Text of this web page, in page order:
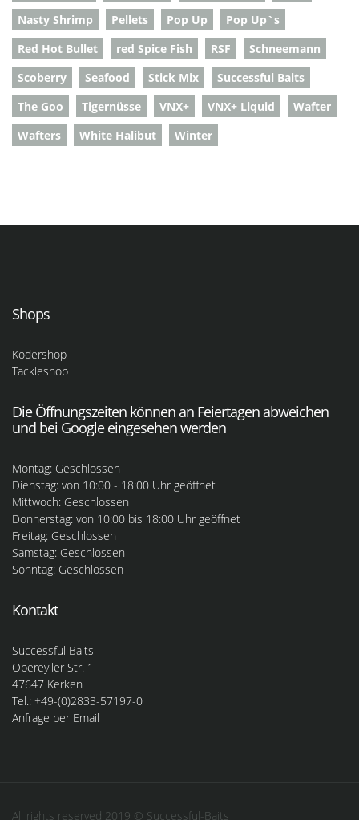
Nasty Shrimp
Pellets Pop Up
Pop Up`s
Red Hot Bullet
red Spice Fish RSF
Schneemann
Scoberry
Seafood Stick Mix
Successful Baits
The Goo
Tigernüsse VNX+ VNX+ Liquid
Wafter
Wafters
White Halibut Winter
Shops
Ködershop
Tackleshop
Die Öffnungszeiten können an Feiertagen abweichen
und bei Google eingesehen werden
Montag: Geschlossen
Dienstag: von 10:00 - 18:00 Uhr geöffnet
Mittwoch: Geschlossen
Donnerstag: von 10:00 bis 18:00 Uhr geöffnet
Freitag: Geschlossen
Samstag: Geschlossen
Sonntag: Geschlossen
Kontakt
Successful Baits
Obereyller Str. 1
47647 Kerken
Tel.: +49-(0)2833-57197-0
Anfrage per Email
All rights reserved 2019 © Successful-Baits